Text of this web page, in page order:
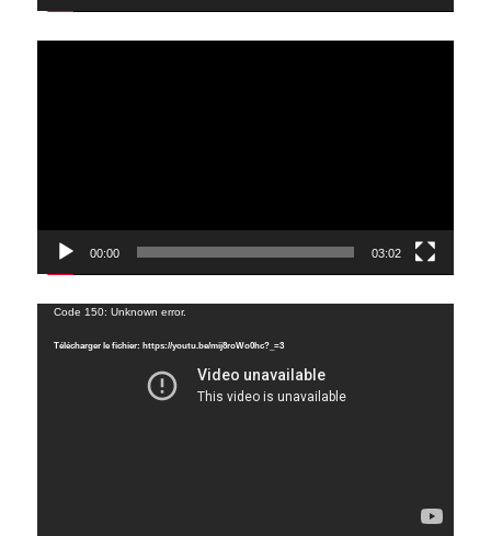
00:00 03:02
Lecteur
Code 150: Unknown error.
Télécharger le fichier: https://youtu.be/mij8roWo0hc?_=3